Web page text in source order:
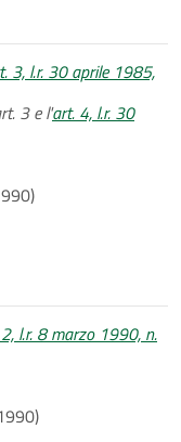
3, l.r. 30 aprile 1985,
3 e l'art. 4, l.r. 30
l.r. 8 marzo 1990, n.